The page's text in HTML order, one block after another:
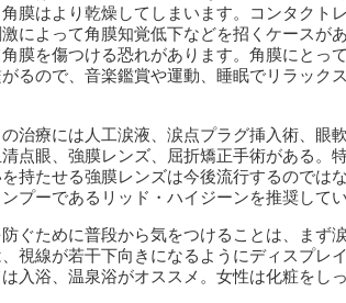
膜はより乾燥してしまいます。コンタクト
によって角膜知覚低下などを招くケースが
膜を傷つける恐れがあります。角膜にとっ
るので、音楽鑑賞や運動、睡眠でリラック
の治療には人工涙液、涙点プラグ挿入術、眼
点眼、強膜レンズ、屈折矯正手術がある。
持たせる強膜レンズは今後流行するのでは
プーであるリッド・ハイジーンを推奨して
防ぐために普段から気をつけることは、まず
視線が若干下向きになるようにディスプレ
入浴、温泉浴がオススメ。女性は化粧をし